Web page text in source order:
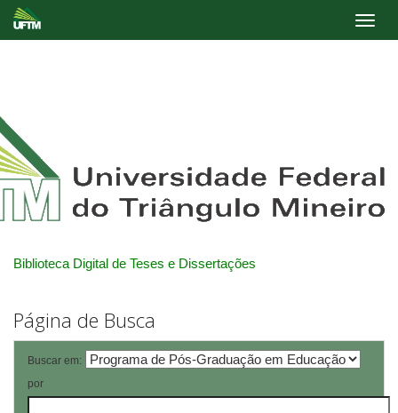
Biblioteca Digital de Teses e Dissertações
Página de Busca
Buscar em:
por